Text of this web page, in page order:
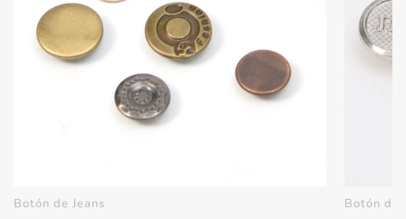
Botón de Jeans Botón de